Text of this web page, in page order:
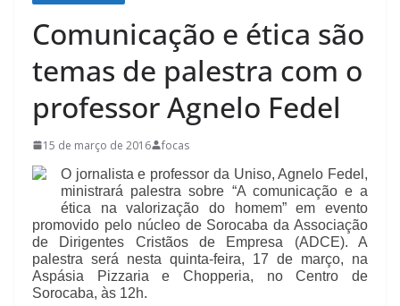
Comunicação e ética são
temas de palestra com o
professor Agnelo Fedel
15 de março de 2016
focas
O jornalista e professor da Uniso, Agnelo Fedel,
ministrará palestra sobre “A comunicação e a
ética na valorização do homem” em evento
promovido pelo núcleo de Sorocaba da Associação
de Dirigentes Cristãos de Empresa (ADCE). A
palestra será nesta quinta-feira, 17 de março, na
Aspásia Pizzaria e Chopperia, no Centro de
Sorocaba, às 12h.